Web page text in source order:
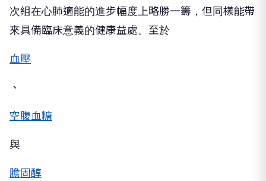
次組在心肺適能的進步幅度上略勝一籌，但同樣能帶
來具備臨床意義的健康益處。至於
血壓
、
空腹血糖
與
膽固醇